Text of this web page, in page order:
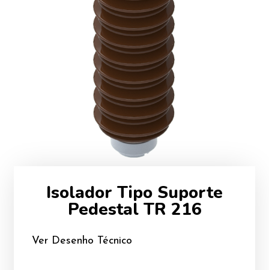
Isolador Tipo Suporte
Pedestal TR 216
Ver Desenho Técnico